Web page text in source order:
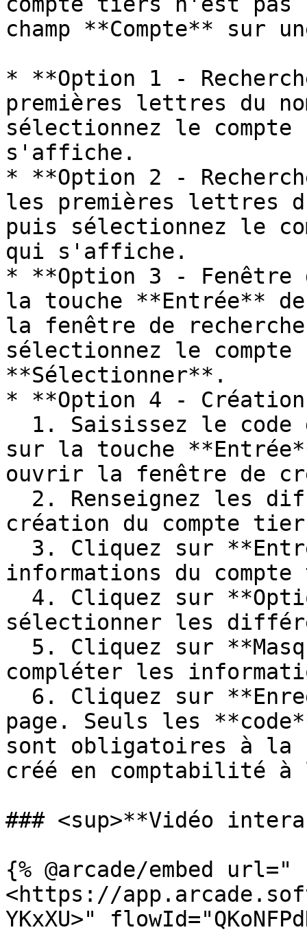
champ **Compte** sur
* **Option 1 -
premières lettres du
sélectionnez le
s'affiche.
* **Option 2 -
les premières lettres
puis sélectionnez le
qui s'affiche.
* **Option 3 - Fenêtre
la touche **Entrée**
la fenêtre de
sélectionnez le
**Sélectionner**.
* **Option 4 -
sur la touche
ouvrir la fenêtre de
création du compte
informations du
sélectionner les
compléter les
page. Seuls les
sont obligatoires à
créé en comptabilité
### <sup>**Vidéo
{% @arcade/embed url="
<https://
YKxXU>"